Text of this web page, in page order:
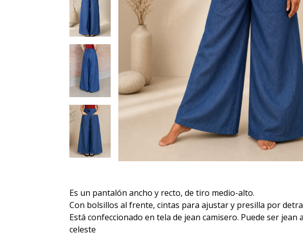
Es un pantalón ancho y recto, de tiro medio-alto.
Con bolsillos al frente, cintas para ajustar y presilla por
Está confeccionado en tela de jean camisero. Puede ser jean
celeste